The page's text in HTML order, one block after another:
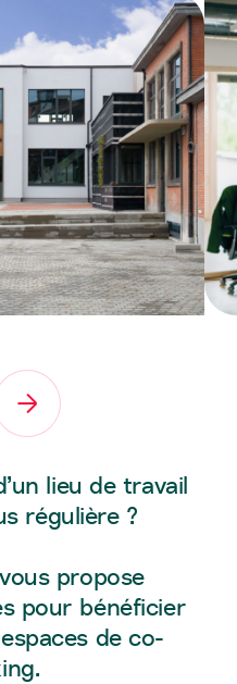
lieu de travail
régulière ?
propose
pour bénéficier
de co-